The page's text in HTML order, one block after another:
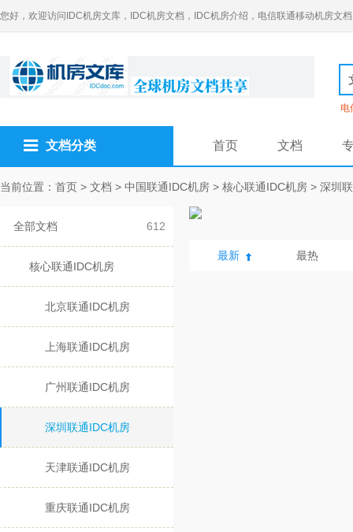
您好，欢迎访问IDC机房文库，IDC机房文档，IDC机房介绍，电信联通移动机房文档
电
文档分类 首页 文档
当前位置： 首页 > 文档 > 中国联通IDC机房 > 核心联通IDC机房 > 深圳
全部文档 612
核心联通IDC机房
北京联通IDC机房
上海联通IDC机房
广州联通IDC机房
深圳联通IDC机房
天津联通IDC机房
重庆联通IDC机房
最新 最热